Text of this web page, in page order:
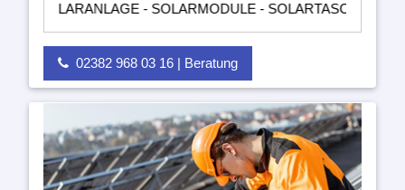
- SOLARMODULE - SOLARTASCHEN -
02382 968 03 16 | Beratung